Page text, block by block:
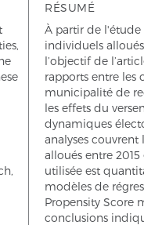
RÉSUMÉ
À partir de
individuels
l’objectif de
rapports entre les
municipalité de
les effets du
dynamiques
analyses
alloués entre 2015
utilisée est
modèles de
Propensity Score
conclusions